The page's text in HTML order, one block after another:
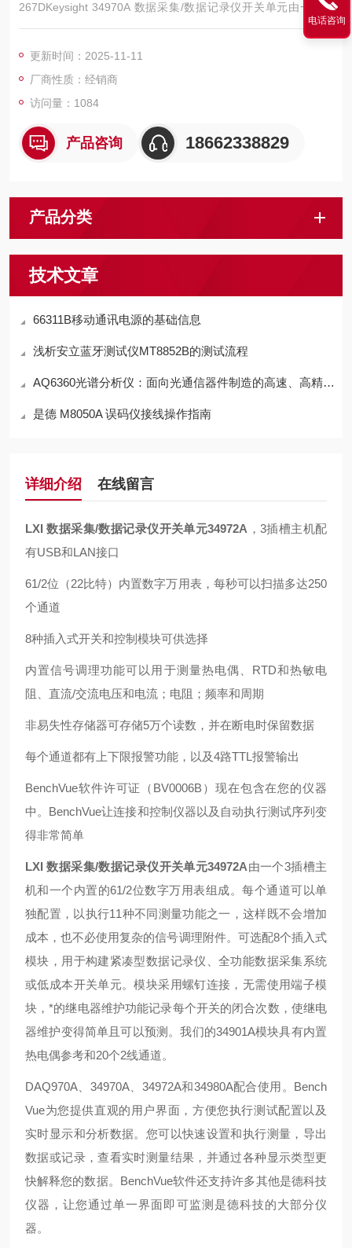
267DKeysight 34970A 数据采集/数据记录仪开关单元由一个 3
插槽主机和一个内置的 6 1/2 位数字万用表组成。每个通道可以
本，也不必使用复杂的信号调理附件。
更新时间：2025-11-11
厂商性质：经销商
访问量：1084
产品咨询 18662338829
产品分类
技术文章
66311B移动通讯电源的基础信息
浅析安立蓝牙测试仪MT8852B的测试流程
AQ6360光谱分析仪：面向光通信器件制造的高速、高精度光谱测量平台
是德 M8050A 误码仪接线操作指南
详细介绍 在线留言
LXI 数据采集/数据记录仪开关单元34972A ，3插槽主机配
有USB和LAN接口
61/2位（22比特）内置数字万用表，每秒可以扫描多达250
个通道
8种插入式开关和控制模块可供选择
内置信号调理功能可以用于测量热电偶、RTD和热敏电
阻、直流/交流电压和电流；电阻；频率和周期
非易失性存储器可存储5万个读数，并在断电时保留数据
每个通道都有上下限报警功能，以及4路TTL报警输出
BenchVue软件许可证（BV0006B）现在包含在您的仪器
中。BenchVue让连接和控制仪器以及自动执行测试序列变
得非常简单
LXI 数据采集/数据记录仪开关单元34972A由一个3插槽主
机和一个内置的61/2位数字万用表组成。每个通道可以单
独配置，以执行11种不同测量功能之一，这样既不会增加
成本，也不必使用复杂的信号调理附件。可选配8个插入式
模块，用于构建紧凑型数据记录仪、全功能数据采集系统
或低成本开关单元。模块采用螺钉连接，无需使用端子模
块，*的继电器维护功能记录每个开关的闭合次数，使继电
器维护变得简单且可以预测。我们的34901A模块具有内置
热电偶参考和20个2线通道。
DAQ970A、34970A、34972A和34980A配合使用。Bench
Vue为您提供直观的用户界面，方便您执行测试配置以及
实时显示和分析数据。您可以快速设置和执行测量，导出
数据或记录，查看实时测量结果，并通过各种显示类型更
快解释您的数据。BenchVue软件还支持许多其他是德科技
仪器，让您通过单一界面即可监测是德科技的大部分仪
器。
电话咨询